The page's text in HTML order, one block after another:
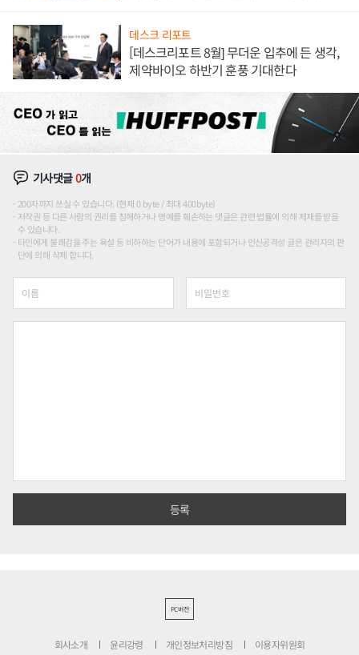
데스크 리포트
[데스크리포트 8월] 무더운 입추에 든 생각,
제약바이오 하반기 훈풍 기대한다
기사댓글0개
200자까지 쓰실 수 있습니다. (현재 0 byte / 최대 400byte)
저작권 등 다른 사람의 권리를 침해하거나 명예를 훼손하는 댓글은 관련 법률에 의해 제재를 받을
수 있습니다.
타인에게 불쾌감을 주는 욕설 등 비하하는 단어가 내용에 포함되거나 인신공격성 글은 관리자의 판
단에 의해 삭제 합니다.
PC버전
회사소개 윤리강령 개인정보처리방침 이용자위원회